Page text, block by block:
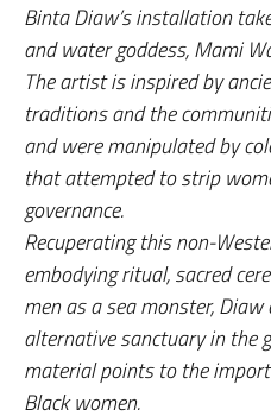
Binta Diaw’s installation
and water goddess, Mami
The artist is inspired by
traditions and the
and were manipulated by
that attempted to strip
governance.
Recuperating this non-
embodying ritual, sacred
men as a sea monster,
alternative sanctuary in the
material points to the
Black women.